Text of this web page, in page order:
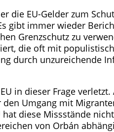
die EU-Gelder zum
gibt immer wieder
Grenzschutz zu
die oft mit
durch unzureichende
in dieser Frage
Umgang mit
diese Missstände
von Orbán